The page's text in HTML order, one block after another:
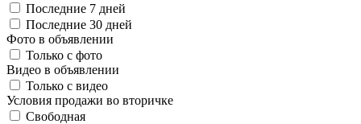
Последние 7 дней
Последние 30 дней
Фото в объявлении
Только с фото
Видео в объявлении
Только с видео
Условия продажи во вторичке
Свободная